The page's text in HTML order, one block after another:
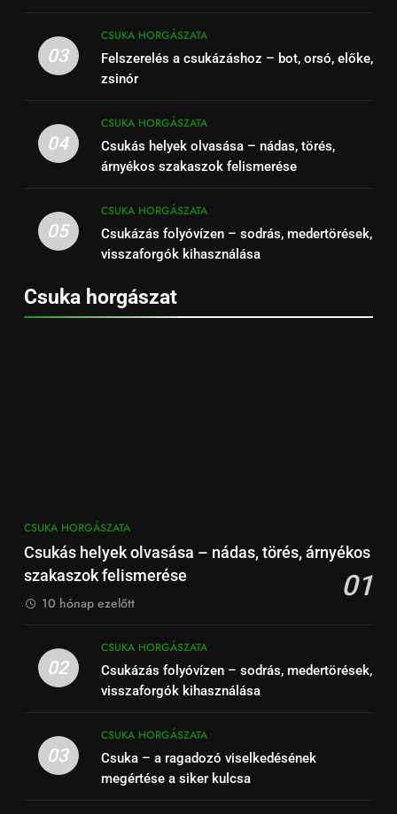
03
CSUKA HORGÁSZATA
Felszerelés a csukázáshoz – bot, orsó, előke,
zsinór
04
CSUKA HORGÁSZATA
Csukás helyek olvasása – nádas, törés,
árnyékos szakaszok felismerése
05
CSUKA HORGÁSZATA
Csukázás folyóvízen – sodrás, medertörések,
visszaforgók kihasználása
Csuka horgászat
CSUKA HORGÁSZATA
Csukás helyek olvasása – nádas, törés, árnyékos
szakaszok felismerése
01
10 hónap ezelőtt
02
CSUKA HORGÁSZATA
Csukázás folyóvízen – sodrás, medertörések,
visszaforgók kihasználása
03
CSUKA HORGÁSZATA
Csuka – a ragadozó viselkedésének
megértése a siker kulcsa